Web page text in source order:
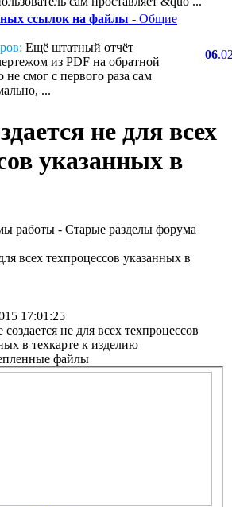
ссылок на файлы - Общие
Ещё штатный отчёт
из PDF на обратной
не смог с первого раза сам
...
06
не для всех
указанных в
работы - Старые разделы форума
всех техпроцессов указанных в
17:01:25
создается не для всех техпроцессов
в техкарте к изделию
файлы